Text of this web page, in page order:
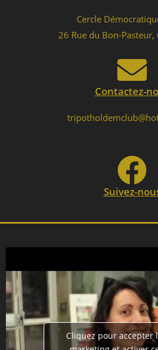
Cercle
26 Rue du Bon-
Contactez-
Suivez-
Cliquez pour accepter